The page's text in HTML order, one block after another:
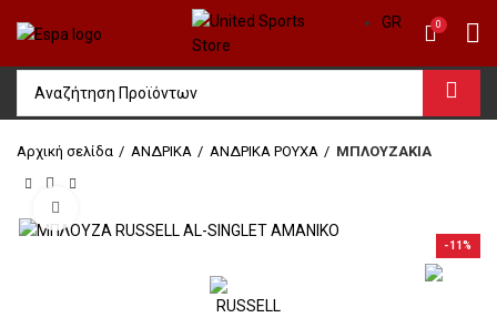
GR 0
Αρχική σελίδα ΑΝΔΡΙΚΑ ΑΝΔΡΙΚΑ ΡΟΥΧΑ ΜΠΛΟΥΖΑΚΙΑ
-11%